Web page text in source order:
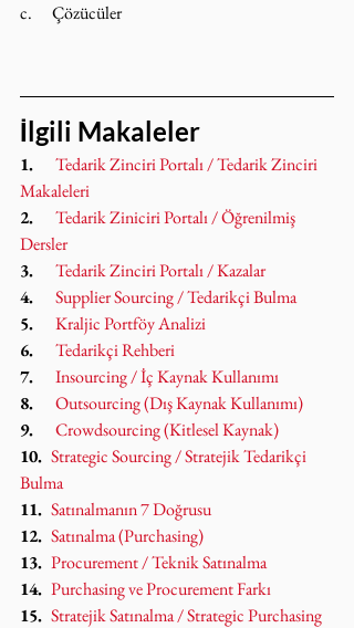
c.      Çözücüler
İlgili Makaleler
1. Tedarik Zinciri Portalı / Tedarik Zinciri
Makaleleri
2. Tedarik Ziniciri Portalı / Öğrenilmiş
Dersler
3. Tedarik Zinciri Portalı / Kazalar
4. Supplier Sourcing / Tedarikçi Bulma
5. Kraljic Portföy Analizi
6. Tedarikçi Rehberi
7. Insourcing / İç Kaynak Kullanımı
8. Outsourcing (Dış Kaynak Kullanımı)
9. Crowdsourcing (Kitlesel Kaynak)
10. Strategic Sourcing / Stratejik Tedarikçi
Bulma
11. Satınalmanın 7 Doğrusu
12. Satınalma (Purchasing)
13. Procurement / Teknik Satınalma
14. Purchasing ve Procurement Farkı
15. Stratejik Satınalma / Strategic Purchasing